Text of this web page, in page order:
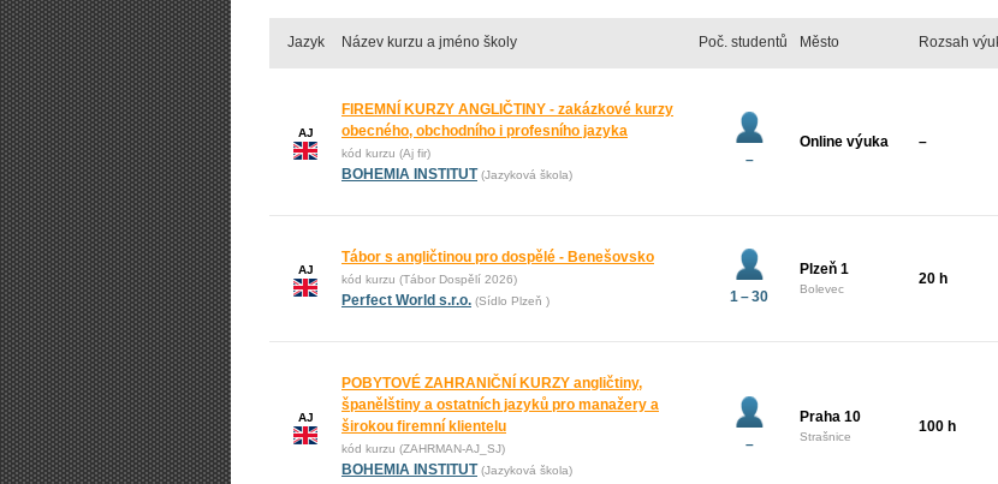
Jazyk Název kurzu a jméno školy Poč. studentů Město Rozsah
AJ
FIREMNÍ KURZY ANGLIČTINY - zakázkové kurzy
obecného, obchodního i profesního jazyka
kód kurzu (Aj fir)
BOHEMIA INSTITUT (Jazyková škola)
–
Online výuka –
AJ
Tábor s angličtinou pro dospělé - Benešovsko
kód kurzu (Tábor Dospělí 2026)
Perfect World s.r.o. (Sídlo Plzeň ) 1 – 30
Plzeň 1
Bolevec
20 h
AJ
POBYTOVÉ ZAHRANIČNÍ KURZY angličtiny,
španělštiny a ostatních jazyků pro manažery a
širokou firemní klientelu
kód kurzu (ZAHRMAN-AJ_SJ)
BOHEMIA INSTITUT (Jazyková škola)
–
Praha 10
Strašnice
100 h